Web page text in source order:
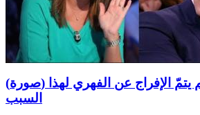
(صورة) مايا القصوري: لم يتمّ الإفراج عن الفهري لهذا
السبب